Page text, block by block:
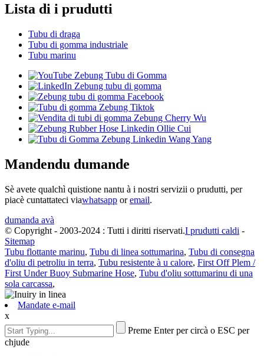
Lista di i prudutti
Tubu di draga
Tubu di gomma industriale
Tubu marinu
Mandendu dumande
Sè avete qualchì quistione nantu à i nostri servizii o prudutti, per
piacè cuntattateci viawhatsapp oremail.
dumanda avà
© Copyright - 2003-2024 : Tutti i diritti riservati.I prudutti caldi -
Sitemap
Tubu flottante marinu, Tubu di linea sottumarina, Tubu di consegna
d'oliu di petroliu in terra, Tubu resistente à u calore, First Off Plem /
First Under Buoy Submarine Hose, Tubu d'oliu sottumarinu di una
sola carcassa,
Mandate e-mail
x
Preme Enter per circà o ESC per
chjude